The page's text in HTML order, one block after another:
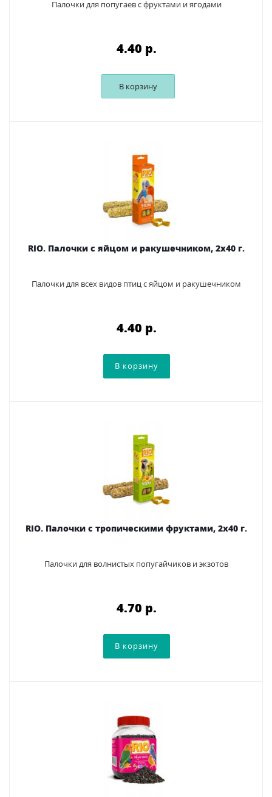
Палочки для попугаев с фруктами и ягодами
4.40 p.
В корзину
RIO. Палочки с яйцом и ракушечником, 2х40 г.
Палочки для всех видов птиц с яйцом и ракушечником
4.40 p.
RIO. Палочки с тропическими фруктами, 2х40 г.
Палочки для волнистых попугайчиков и экзотов
4.70 p.